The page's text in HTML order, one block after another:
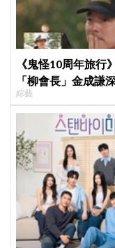
《鬼怪10周年旅行
「柳會長」金成謙
綜藝